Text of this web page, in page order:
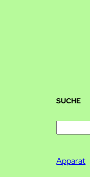
SUCHE
c
Apparat